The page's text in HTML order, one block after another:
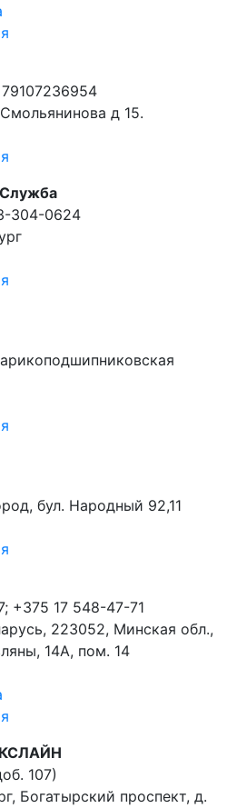
д 15.
304-0624
бул. Народный 92,11
+375 17 548-47-71
223052, Минская обл.,
14А, пом. 14
107)
Богатырский проспект, д.